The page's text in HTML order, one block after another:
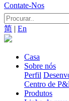
Contate-Nos
简 | En
Casa
Sobre nós
Perfil
Centro de
Produtos